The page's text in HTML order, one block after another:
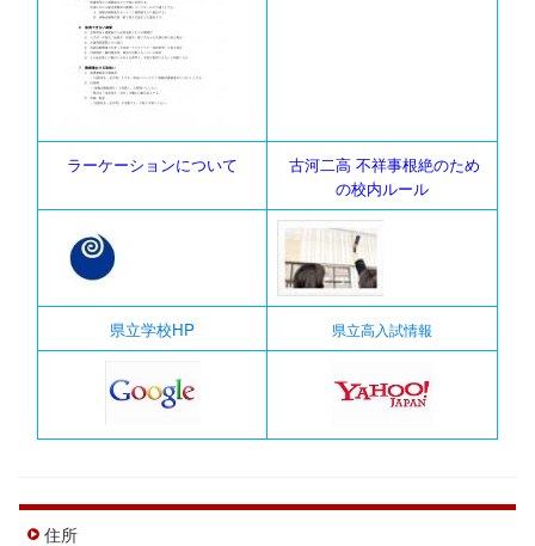
ラーケーションについて
古河二高 不祥事根絶のため
の校内ルール
県立学校HP 県立高入試情報
住所